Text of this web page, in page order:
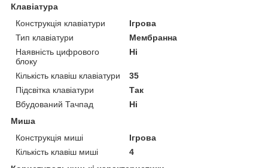
Клавіатура
Конструкція клавіатури
Ігрова
Тип клавіатури
Мембранна
Наявність цифрового
блоку
Ні
Кількість клавіш клавіатури
35
Підсвітка клавіатури
Так
Вбудований Тачпад
Ні
Миша
Конструкція миші
Ігрова
Кількість клавіш миші
4